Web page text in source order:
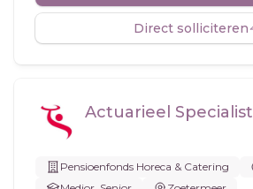
Direct solliciteren
Actuarieel Specialist
Pensioenfonds Horeca & Catering